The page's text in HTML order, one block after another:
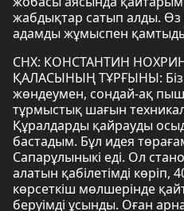
жабдықтар сатып алды. Өз
адамды жұмыспен
СНХ: КОНСТАНТИН
ҚАЛАСЫНЫҢ ТҰРҒЫНЫ: Біз
жөндеумен, сондай-ақ
тұрмыстық шағын
Құралдарды қайрауды
бастадым. Бұл идея
Сапарұлыныкі еді. Ол
алатын қабілетімді көріп,
көрсеткіш мөлшерінде
беруімді ұсынды. Оған